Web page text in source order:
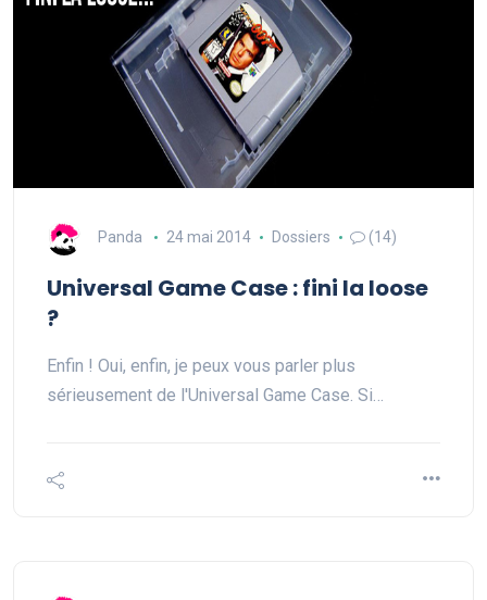
Panda 24 mai 2014 Dossiers (14)
Universal Game Case : fini la loose
?
Enfin ! Oui, enfin, je peux vous parler plus
sérieusement de l'Universal Game Case. Si…